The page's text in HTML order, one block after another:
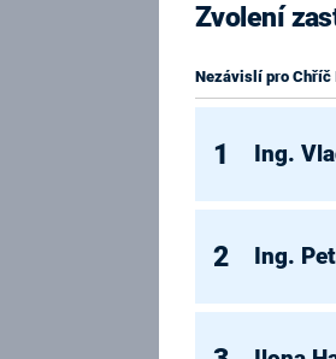
Zvolení
Nezávislí pro Chříč
1 Ing.
2 Ing.